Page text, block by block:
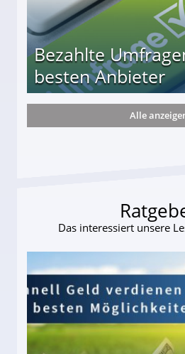
Bezahlte
besten Anbieter
Alle
Das interessiert unsere